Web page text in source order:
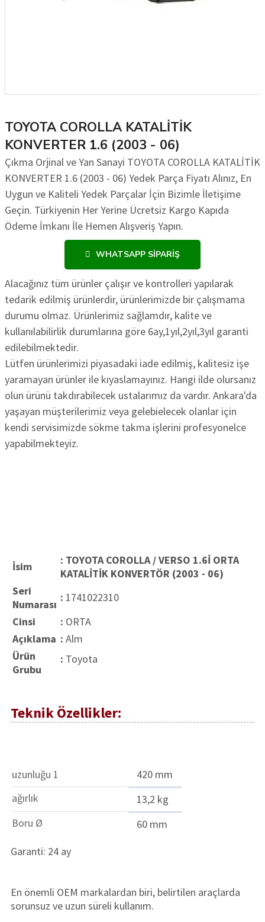
TOYOTA COROLLA KATALİTİK
KONVERTER 1.6 (2003 - 06)
Çıkma Orjinal ve Yan Sanayi TOYOTA COROLLA KATALİTİK
KONVERTER 1.6 (2003 - 06) Yedek Parça Fiyatı Alınız, En
Uygun ve Kaliteli Yedek Parçalar İçin Bizimle İletişime
Geçin. Türkiyenin Her Yerine Ücretsiz Kargo Kapıda
Ödeme İmkanı İle Hemen Alışveriş Yapın.
WHATSAPP SIPARIŞ
Alacağınız tüm ürünler çalışır ve kontrolleri yapılarak
tedarik edilmiş ürünlerdir, ürünlerimizde bir çalışmama
durumu olmaz. Ürünlerimiz sağlamdır, kalite ve
kullanılabilirlik durumlarına göre 6ay,1yıl,2yıl,3yıl garanti
edilebilmektedir.
Lütfen ürünlerimizi piyasadaki iade edilmiş, kalitesiz işe
yaramayan ürünler ile kıyaslamayınız. Hangi ilde olursanız
olun ürünü takdırabilecek ustalarımız da vardır. Ankara'da
yaşayan müşterilerimiz veya gelebielecek olanlar için
kendi servisimizde sökme takma işlerini profesyonelce
yapabilmekteyiz.
İsim
: TOYOTA COROLLA / VERSO 1.6İ ORTA
KATALİTİK KONVERTÖR (2003 - 06)
Seri
Numarası
: 1741022310
Cinsi
: ORTA
Açıklama : Alm
Ürün
Grubu
: Toyota
Teknik Özellikler:
uzunluğu 1
420 mm
ağırlık
13,2 kg
Boru Ø
60 mm
Garanti: 24 ay
En önemli OEM markalardan biri, belirtilen araçlarda
sorunsuz ve uzun süreli kullanım.